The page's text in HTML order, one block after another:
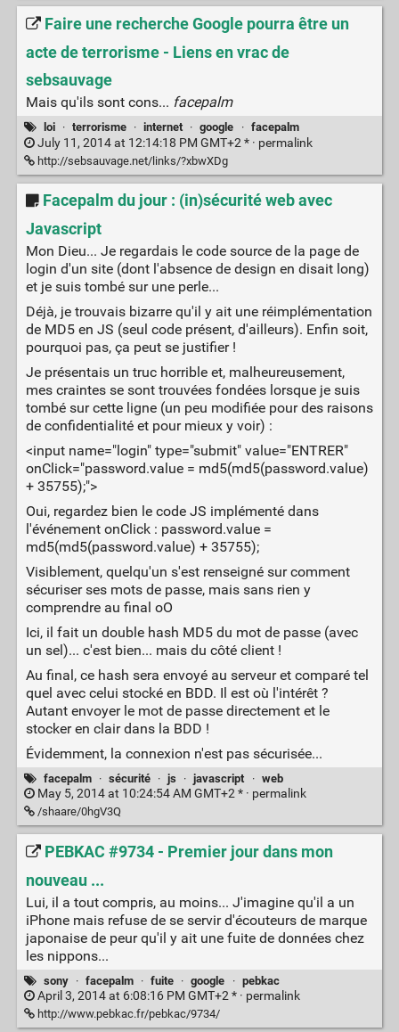
Faire une recherche Google pourra être un
acte de terrorisme - Liens en vrac de
sebsauvage
Mais qu'ils sont cons... facepalm
loi · terrorisme · internet · google · facepalm
July 11, 2014 at 12:14:18 PM GMT+2 * · permalink
http://sebsauvage.net/links/?xbwXDg
Facepalm du jour : (in)sécurité web avec
Javascript
Mon Dieu... Je regardais le code source de la page de
login d'un site (dont l'absence de design en disait long)
et je suis tombé sur une perle...
Déjà, je trouvais bizarre qu'il y ait une réimplémentation
de MD5 en JS (seul code présent, d'ailleurs). Enfin soit,
pourquoi pas, ça peut se justifier !
Je présentais un truc horrible et, malheureusement,
mes craintes se sont trouvées fondées lorsque je suis
tombé sur cette ligne (un peu modifiée pour des raisons
de confidentialité et pour mieux y voir) :
<input name="login" type="submit" value="ENTRER"
onClick="password.value = md5(md5(password.value)
+ 35755);">
Oui, regardez bien le code JS implémenté dans
l'événement onClick : password.value =
md5(md5(password.value) + 35755);
Visiblement, quelqu'un s'est renseigné sur comment
sécuriser ses mots de passe, mais sans rien y
comprendre au final oO
Ici, il fait un double hash MD5 du mot de passe (avec
un sel)... c'est bien... mais du côté client !
Au final, ce hash sera envoyé au serveur et comparé tel
quel avec celui stocké en BDD. Il est où l'intérêt ?
Autant envoyer le mot de passe directement et le
stocker en clair dans la BDD !
Évidemment, la connexion n'est pas sécurisée...
facepalm · sécurité · js · javascript · web
May 5, 2014 at 10:24:54 AM GMT+2 * · permalink
/shaare/0hgV3Q
PEBKAC #9734 - Premier jour dans mon
nouveau ...
Lui, il a tout compris, au moins... J'imagine qu'il a un
iPhone mais refuse de se servir d'écouteurs de marque
japonaise de peur qu'il y ait une fuite de données chez
les nippons...
sony · facepalm · fuite · google · pebkac
April 3, 2014 at 6:08:16 PM GMT+2 * · permalink
http://www.pebkac.fr/pebkac/9734/